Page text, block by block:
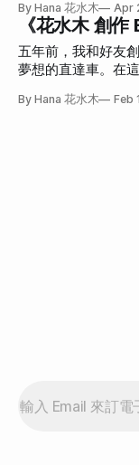
來信
會有幾首歌？Hana 寫了幾首？ 至
曲，Hana 其實已
金足夠，會希望可
大家從心底的最深
苦的日子，也總是
我從大學開始就一
年前，我和朋友創
創作人實現夢想，
三四點的時候，一
用手機錄下來。幾
By Hana 花水木 Apr
《花水木 創
五年前，我和好友
夢想的直達車。在
By Hana 花水木 Feb